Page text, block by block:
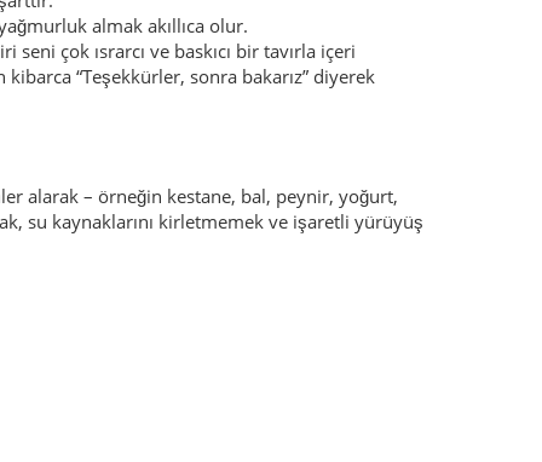
ve yoğurt… Kestane özellikle sonbaharda
ev usulü çorbalar ve ev yemekleri bulabileceğin
ya da bal eşliğinde servis edilir. İsteyenler,
en etkileyici alanlarından biridir: yaklaşık iki